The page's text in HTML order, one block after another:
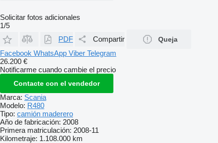
Solicitar fotos adicionales
1/5
PDF
Compartir Queja
Facebook WhatsApp Viber Telegram
26.200 €
Notificarme cuando cambie el precio
Contacte con el vendedor
Marca: Scania
Modelo: R480
Tipo: camión maderero
Año de fabricación: 2008
Primera matriculación: 2008-11
Kilometraje: 1.108.000 km